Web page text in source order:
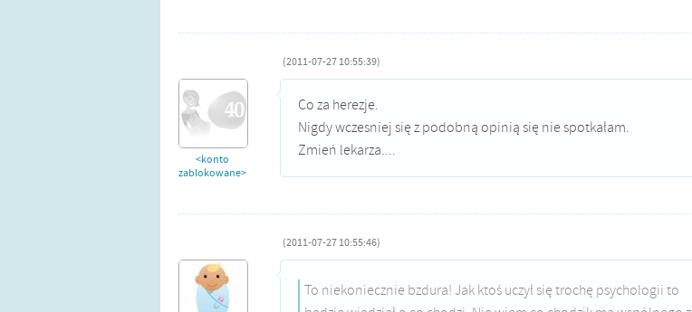
(2011-07-27 10:55:39)
<konto
zablokowane>
Co za herezje.
Nigdy wczesniej się z podobną opinią się nie spotkałam.
Zmień lekarza....
(2011-07-27 10:55:46)
To niekoniecznie bzdura! Jak ktoś uczył się trochę psychologii to